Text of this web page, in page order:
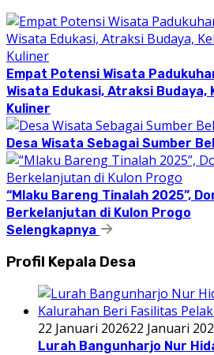
Empat Potensi Wisata
Wisata Edukasi, Atraksi Budaya,
Kuliner
Desa Wisata Sebagai Sumber
“Mlaku Bareng Tinalah 2025”,
Berkelanjutan di Kulon Progo
Selengkapnya
Profil Kepala Desa
22 Januari 202622 Januari
Lurah Bangunharjo Nur